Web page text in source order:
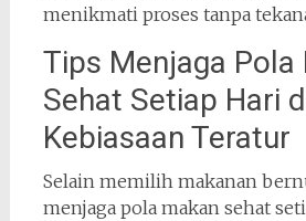
menikmati proses tanpa
Tips Menjaga Pola
Sehat Setiap Hari
Kebiasaan Teratur
Selain memilih makanan
menjaga pola makan sehat